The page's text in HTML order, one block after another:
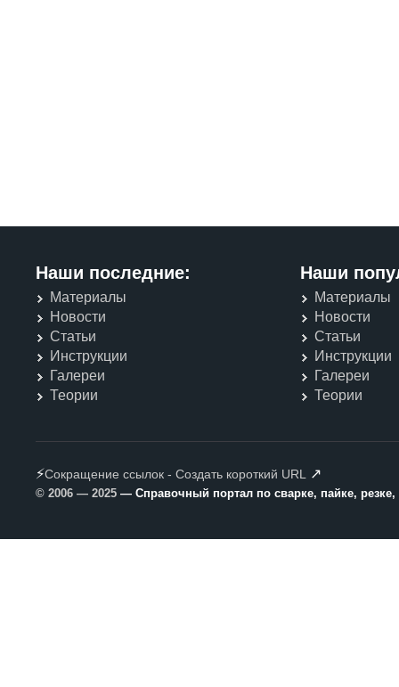
Наши последние:
Материалы
Новости
Статьи
Инструкции
Галереи
Теории
Наши
Материалы
Новости
Статьи
Инструкции
Галереи
Теории
⚡Сокращение ссылок - Создать короткий URL ↗
© 2006 — 2025 — Справочный портал по сварке, пайке,